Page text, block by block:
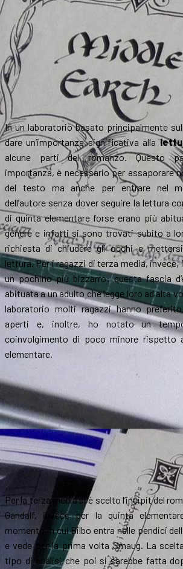
In un laboratorio basato principalmente
dare un’importanza significativa alla
alcune parti del romanzo. Questo
importanza, è necessario per assaporare
del testo ma anche per entrare nel
dell’autore senza dover seguire la lettura
di quinta elementare forse erano più
genere e infatti si sono trovati subito a
richiesta di chiudere gli occhi e
lettura. Per i ragazzi di terza media,
un pochino più bizzarro: questa fascia
abituata a un adulto che legge loro ad alta
laboratorio molti ragazzi hanno
aperti e, inoltre, ho notato un
coinvolgimento di poco minore rispetto
elementare.
Per la terza media si è scelto l’incipit del
Gandalf, invece per la quinta
momento in cui Bilbo entra nelle pendici
e vede per la prima volta Smaug. La
tipo di analisi che poi si sarebbe fatta